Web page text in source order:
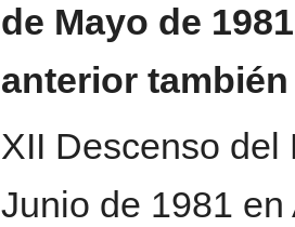
de Mayo de
anterior
XII Descenso del
Junio de 1981